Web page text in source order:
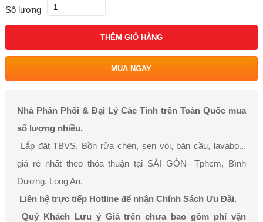
Số lượng
THÊM GIỎ HÀNG
MUA NGAY
Nhà Phân Phối & Đại Lý Các Tỉnh trên Toàn Quốc mua
số lượng nhiều.
Lắp đặt TBVS, Bồn rửa chén, sen vòi, bàn cầu, lavabo...
giá rẻ nhất theo thỏa thuận tại SÀI GÒN- Tphcm, Bình
Dương, Long An.
Liên hệ trực tiếp Hotline để nhận Chính Sách Ưu Đãi.
Quý Khách Lưu ý Giá trên chưa bao gồm phí vận